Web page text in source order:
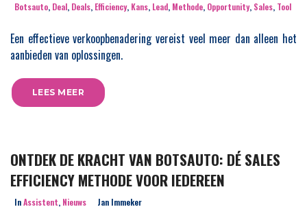
Botsauto, Deal, Deals, Efficiency, Kans, Lead, Methode, Opportunity, Sales, Tool
Een effectieve verkoopbenadering vereist veel meer dan alleen het
aanbieden van oplossingen.
LEES MEER
ONTDEK DE KRACHT VAN BOTSAUTO: DÉ SALES
EFFICIENCY METHODE VOOR IEDEREEN
InAssistent, Nieuws Jan Immeker